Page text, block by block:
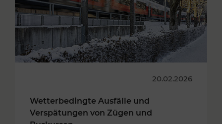
20.02.2026
Wetterbedingte Ausfälle und
Verspätungen von Zügen und